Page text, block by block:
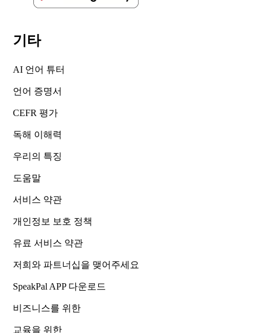
기타
AI 언어 튜터
언어 증명서
CEFR 평가
독해 이해력
우리의 특징
도움말
서비스 약관
개인정보 보호 정책
유료 서비스 약관
저희와 파트너십을 맺어주세요
SpeakPal APP 다운로드
비즈니스를 위한
교육을 위한